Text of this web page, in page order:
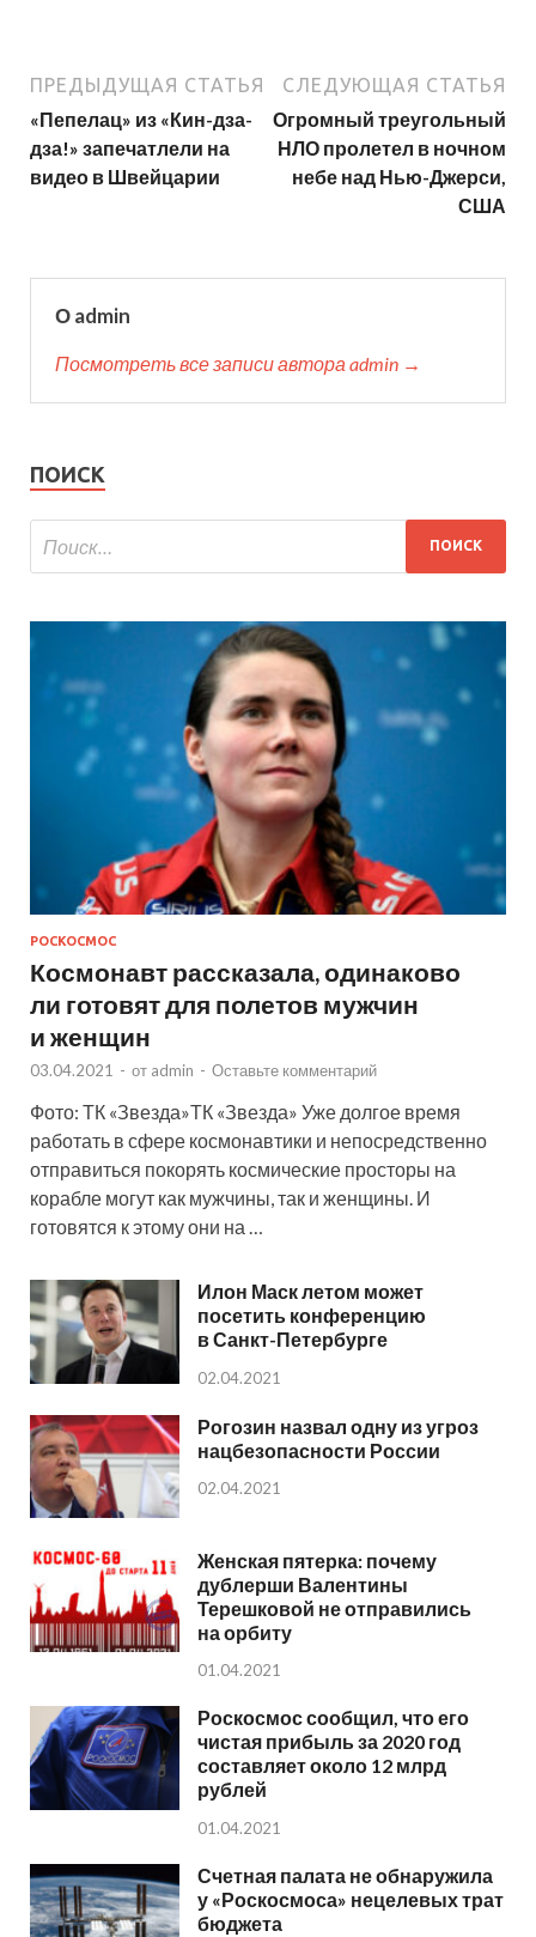
ПРЕДЫДУЩАЯ СТАТЬЯ
«Пепелац» из «Кин-дза-
дза!» запечатлели на
видео в Швейцарии
СЛЕДУЮЩАЯ СТАТЬЯ
Огромный треугольный
НЛО пролетел в ночном
небе над Нью-Джерси,
США
О admin
Посмотреть все записи автора admin →
ПОИСК
РОСКОСМОС
Космонавт рассказала, одинаково
ли готовят для полетов мужчин
и женщин
03.04.2021 - от admin - Оставьте комментарий
Фото: ТК «Звезда»ТК «Звезда» Уже долгое время
работать в сфере космонавтики и непосредственно
отправиться покорять космические просторы на
корабле могут как мужчины, так и женщины. И
готовятся к этому они на …
Илон Маск летом может
посетить конференцию
в Санкт-Петербурге
02.04.2021
Рогозин назвал одну из угроз
нацбезопасности России
02.04.2021
Женская пятерка: почему
дублерши Валентины
Терешковой не отправились
на орбиту
01.04.2021
Роскосмос сообщил, что его
чистая прибыль за 2020 год
составляет около 12 млрд
рублей
01.04.2021
Счетная палата не обнаружила
у «Роскосмоса» нецелевых трат
бюджета